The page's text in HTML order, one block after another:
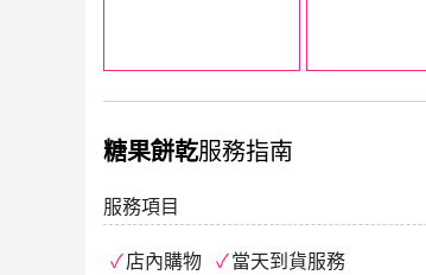
糖果餅乾服務指南
服務項目
店內購物 當天到貨服務